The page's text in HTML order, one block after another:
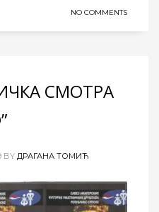
NO COMMENTS
СМОТРА
BY ДРАГАНА ТОМИЋ